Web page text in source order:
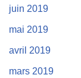
juin 2019
mai 2019
avril 2019
mars 2019